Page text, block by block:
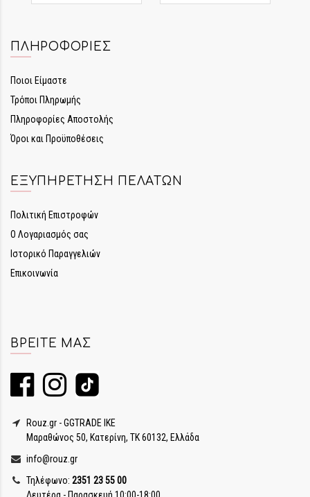
ΠΛΗΡΟΦΟΡΊΕΣ
Ποιοι Είμαστε
Τρόποι Πληρωμής
Πληροφορίες Αποστολής
Όροι και Προϋποθέσεις
ΕΞΥΠΗΡΈΤΗΣΗ ΠΕΛΑΤΏΝ
Πολιτική Επιστροφών
Ο Λογαριασμός σας
Ιστορικό Παραγγελιών
Επικοινωνία
ΒΡΕΊΤΕ ΜΑΣ
Rouz.gr - GGTRADE IKE
Μαραθώνος 50, Κατερίνη, ΤΚ 60132, Ελλάδα
info@rouz.gr
Τηλέφωνο: 2351 23 55 00